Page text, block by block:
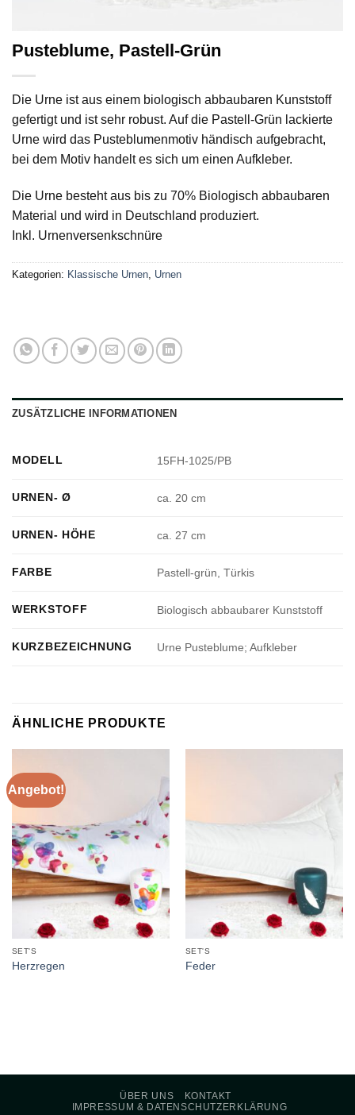
Pusteblume, Pastell-Grün
Die Urne ist aus einem biologisch abbaubaren Kunststoff
gefertigt und ist sehr robust. Auf die Pastell-Grün lackierte
Urne wird das Pusteblumenmotiv händisch aufgebracht,
bei dem Motiv handelt es sich um einen Aufkleber.
Die Urne besteht aus bis zu 70% Biologisch abbaubaren
Material und wird in Deutschland produziert.
Inkl. Urnenversenkschnüre
Kategorien: Klassische Urnen Urnen
ZUSÄTZLICHE INFORMATIONEN
MODELL 15FH-1025/PB
URNEN- Ø ca. 20 cm
URNEN- HÖHE ca. 27 cm
FARBE Pastell-grün, Türkis
WERKSTOFF Biologisch abbaubarer Kunststoff
KURZBEZEICHNUNG Urne Pusteblume; Aufkleber
ÄHNLICHE PRODUKTE
Angebot!
SET'S
Herzregen
SET'S
Feder
ÜBER UNS
KONTAKT
IMPRESSUM & DATENSCHUTZERKLÄRUNG